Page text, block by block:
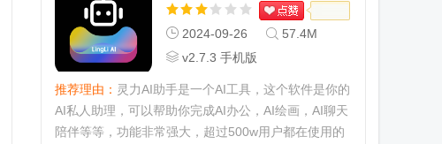
2024-09-26
57.4M
v2.7.3 手机版
推荐理由： 灵力AI助手是一个AI工具，这个软件是你的
AI私人助理，可以帮助你完成AI办公，AI绘画，AI聊天
陪伴等等，功能非常强大，超过500w用户都在使用的